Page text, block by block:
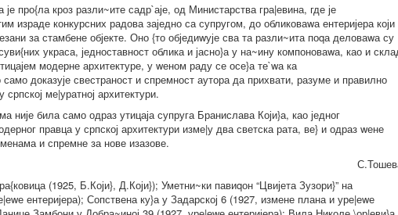
про{ла кроз разли~ите садр`аје, од Министарства гра|евина, где је
израде конкурсних радова заједно са супругом, до обликоваwа ентеријера који
за стамбене објекте. Оно {то обједиwује сва та разли~ита поqа деловаwа су
украса, једноставност облика и јасно}а у на~ину компоноваwа, као и
модерне архитектуре, у wеном раду се осе}а те`wа ка
само доказује свестраност и спремност аутора да прихвати, разуме и правилно
српској ме|уратној архитектури.
није била само одраз утицаја супруга Бранислава Који}а, као једног
правца у српској архитектури изме|у два светска рата, ве} и одраз wене
и спремне за нове изазове.
(1925, Б.Који}, Д.Који}); Уметни~ки павиqон “Цвијета Зузори}” на
ентеријера); Сопствена ку}а у Задарској 6 (1927, измене плана и уре|еwе